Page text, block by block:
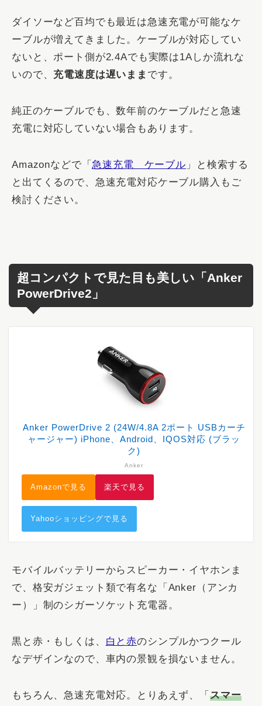
ダイソーなど百均でも最近は急速充電が可能なケ
ーブルが増えてきました。ケーブルが対応してい
ないと、ポート側が2.4Aでも実際は1Aしか流れな
いので、 充電速度は遅いまま です。
純正のケーブルでも、数年前のケーブルだと急速
充電に対応していない場合もあります。
Amazonなどで「急速充電 ケーブル 」と検索する
と出てくるので、急速充電対応ケーブル購入もご
検討ください。
超コンパクトで見た目も美しい「Anker
PowerDrive2」
Anker PowerDrive 2 (24W/4.8A 2ポート USBカーチ
ャージャー) iPhone、Android、IQOS対応 (ブラッ
ク)
Anker
Amazonで見る 楽天で見る
Yahooショッピングで見る
モバイルバッテリーからスピーカー・イヤホンま
で、格安ガジェット類で有名な「Anker（アンカ
ー）」制のシガーソケット充電器。
黒と赤・もしくは、 白と赤のシンプルかつクール
なデザインなので、車内の景観を損ないません。
もちろん、急速充電対応。とりあえず、「 スマー